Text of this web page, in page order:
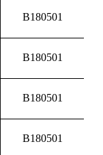
B180501
B180501
B180501
B180501